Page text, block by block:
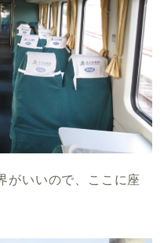
がいいので、ここに座